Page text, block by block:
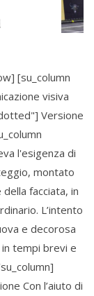
[su_column
visiva
Versione
l'esigenza di
montato
facciata, in
L’intento
e decorosa
tempi brevi e
Con l’aiuto di